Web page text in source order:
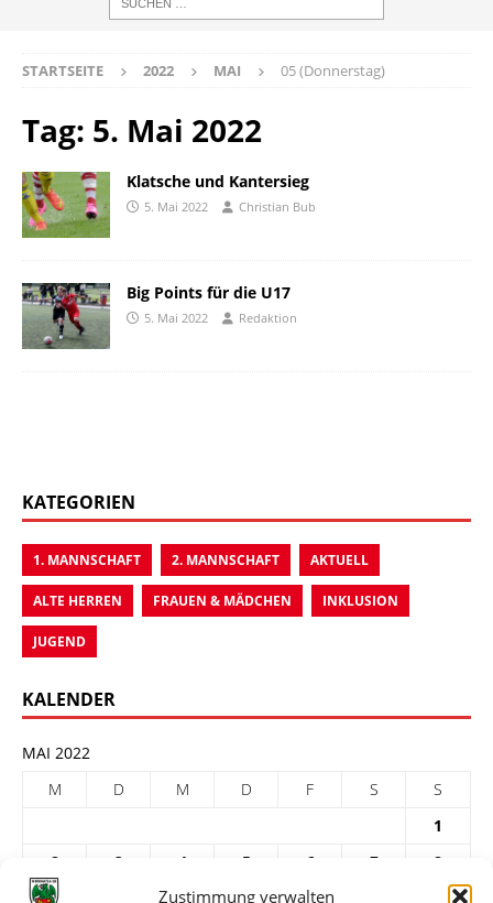
Zustimmung verwalten
STARTSEITE 2022 MAI 05 (Donnerstag)
Tag: 5. Mai 2022
Klatsche und Kantersieg
5. Mai 2022 Christian Bub
Big Points für die U17
5. Mai 2022 Redaktion
KATEGORIEN
1. MANNSCHAFT 2. MANNSCHAFT AKTUELL
ALTE HERREN FRAUEN & MÄDCHEN INKLUSION
JUGEND
KALENDER
MAI 2022
M
D M D F S
S
1
2
3 4 5 6 7
8
9
11 12 13